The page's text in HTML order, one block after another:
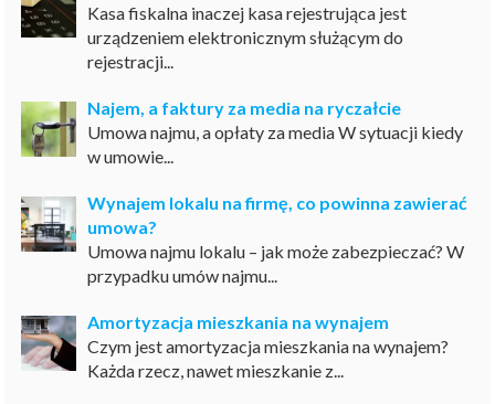
Kasa fiskalna inaczej kasa rejestrująca jest
urządzeniem elektronicznym służącym do
rejestracji...
Najem, a faktury za media na ryczałcie
Umowa najmu, a opłaty za media W sytuacji kiedy
w umowie...
Wynajem lokalu na firmę, co powinna zawierać
umowa?
Umowa najmu lokalu – jak może zabezpieczać? W
przypadku umów najmu...
Amortyzacja mieszkania na wynajem
Czym jest amortyzacja mieszkania na wynajem?
Każda rzecz, nawet mieszkanie z...